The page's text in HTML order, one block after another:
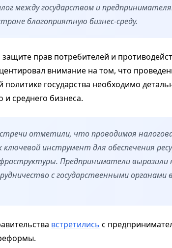
между государством и
благоприятную бизнес-среду.
защите прав потребителей и
внимание на том, что
государства необходимо
и среднего бизнеса.
отметили, что проводимая
инструмент для обеспечения
Предприниматели выразили
с государственными органами
встретились с